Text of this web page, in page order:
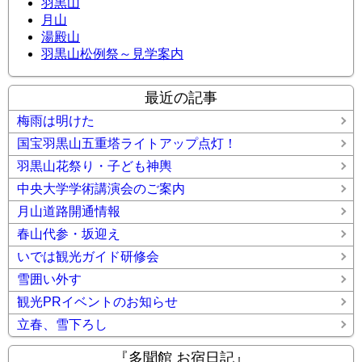
月山
湯殿山
羽黒山松例祭～見学案内
最近の記事
梅雨は明けた
国宝羽黒山五重塔ライトアップ点灯！
羽黒山花祭り・子ども神輿
中央大学学術講演会のご案内
月山道路開通情報
春山代参・坂迎え
いでは観光ガイド研修会
雪囲い外す
観光PRイベントのお知らせ
立春、雪下ろし
『多聞館 お宿日記』